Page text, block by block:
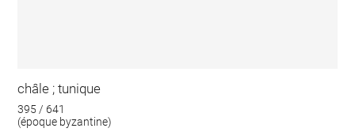
châle ; tunique
395 / 641
(époque byzantine)